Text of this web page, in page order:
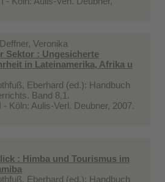
Veronika
Sektor : Ungesicherte
in Lateinamerika, Afrika u
Eberhard (ed.): Handbuch
Band 8,1.
Köln: Aulis-Verl. Deubner, 2007.
: Himba und Tourismus im
Eberhard (ed.): Handbuch